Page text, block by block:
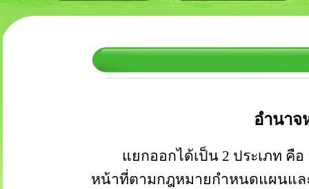
อำนาจ
แยกออกได้เป็น 2 ประเภท คือ
หน้าที่ตามกฎหมายกำหนดแผนแล